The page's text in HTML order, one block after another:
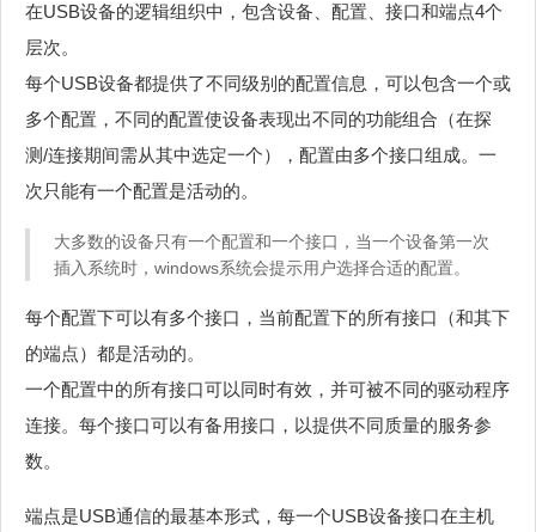
在USB设备的逻辑组织中，包含设备、配置、接口和端点4个
层次。
每个USB设备都提供了不同级别的配置信息，可以包含一个或
多个配置，不同的配置使设备表现出不同的功能组合（在探
测/连接期间需从其中选定一个），配置由多个接口组成。一
次只能有一个配置是活动的。
大多数的设备只有一个配置和一个接口，当一个设备第一次
插入系统时，windows系统会提示用户选择合适的配置。
每个配置下可以有多个接口，当前配置下的所有接口（和其下
的端点）都是活动的。
一个配置中的所有接口可以同时有效，并可被不同的驱动程序
连接。每个接口可以有备用接口，以提供不同质量的服务参
数。
端点是USB通信的最基本形式，每一个USB设备接口在主机